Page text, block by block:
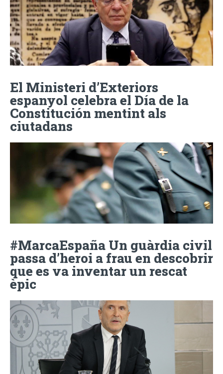
El Ministeri d’Exteriors
espanyol celebra el Día de la
Constitución mentint als
ciutadans
#MarcaEspaña Un guàrdia civil
passa d’heroi a frau en descobrir
que es va inventar un rescat
èpic